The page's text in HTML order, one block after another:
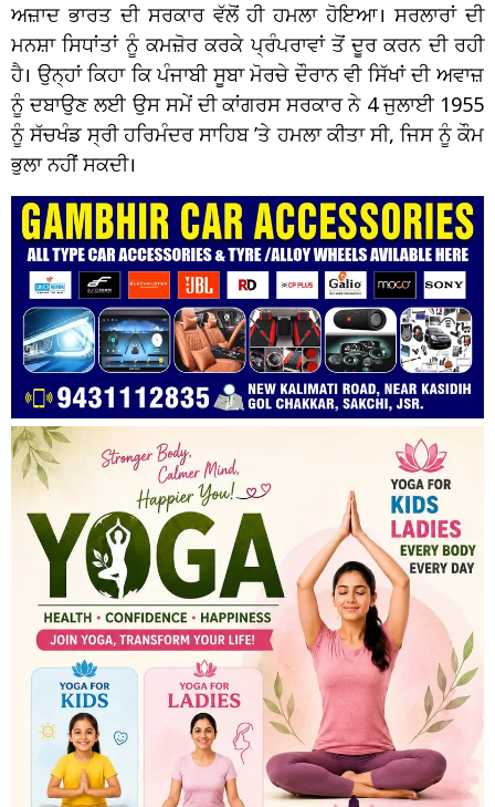
ਅਜ਼ਾਦ ਭਾਰਤ ਦੀ ਸਰਕਾਰ ਵੱਲੋਂ ਹੀ ਹਮਲਾ ਹੋਇਆ। ਸਰਲਾਰਾਂ ਦੀ
ਮਨਸ਼ਾ ਸਿਧਾਂਤਾਂ ਨੂੰ ਕਮਜ਼ੋਰ ਕਰਕੇ ਪ੍ਰੰਪਰਾਵਾਂ ਤੋਂ ਦੂਰ ਕਰਨ ਦੀ ਰਹੀ
ਹੈ। ਉਨ੍ਹਾਂ ਕਿਹਾ ਕਿ ਪੰਜਾਬੀ ਸੂਬਾ ਮੋਰਚੇ ਦੌਰਾਨ ਵੀ ਸਿੱਖਾਂ ਦੀ ਅਵਾਜ਼
ਨੂੰ ਦਬਾਉਣ ਲਈ ਉਸ ਸਮੇਂ ਦੀ ਕਾਂਗਰਸ ਸਰਕਾਰ ਨੇ 4 ਜੁਲਾਈ 1955
ਨੂੰ ਸੱਚਖੰਡ ਸ੍ਰੀ ਹਰਿਮੰਦਰ ਸਾਹਿਬ ’ਤੇ ਹਮਲਾ ਕੀਤਾ ਸੀ, ਜਿਸ ਨੂੰ ਕੌਮ
ਭੁਲਾ ਨਹੀਂ ਸਕਦੀ।